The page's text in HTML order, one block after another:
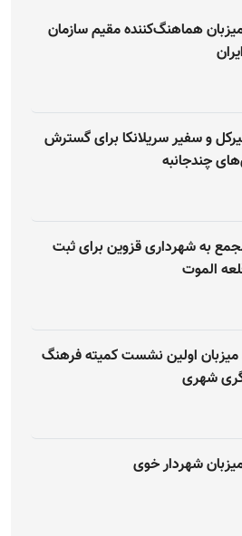
هماهنگ‌کننده مقیم سازمان
و سفیر سریلانکا برای گسترش
چندجانبه
به شهرداری قزوین برای ثبت
الموت
میزبان اولین نشست کمیته فرهنگ
شهری
شهردار خوی